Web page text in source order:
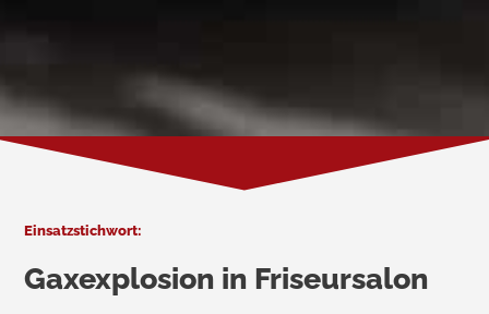
Einsatzstichwort:
Gaxexplosion in Friseursalon